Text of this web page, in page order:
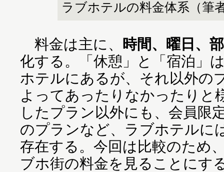
ラブホテルの料金体系（筆
料金は主に、 時間、曜日、
化する。「休憩」と「宿泊」
ホテルにあるが、それ以外の
よってあったりなかったりと
したプラン以外にも、会員限
のプランなど、ラブホテルに
存在する。今回は比較のため
ブホ街の料金を見ることにす